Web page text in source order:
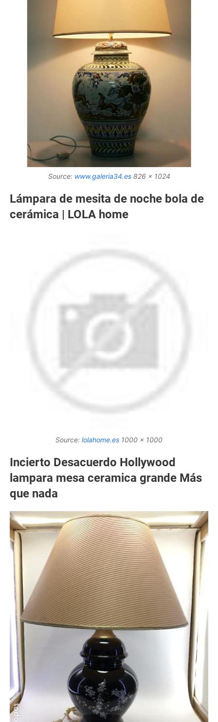
Source: www.galeria34.es826 x 1024
Lámpara de mesita de noche bola de
cerámica | LOLA home
Source: lolahome.es 1000 x 1000
Incierto Desacuerdo Hollywood
lampara mesa ceramica grande Más
que nada